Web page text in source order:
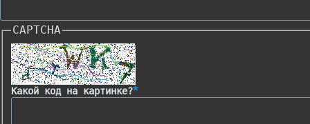
CAPTCHA
Какой код на картинке?